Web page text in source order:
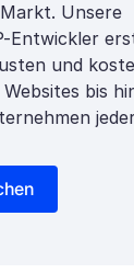
Unsere
Entwickler
und
bis